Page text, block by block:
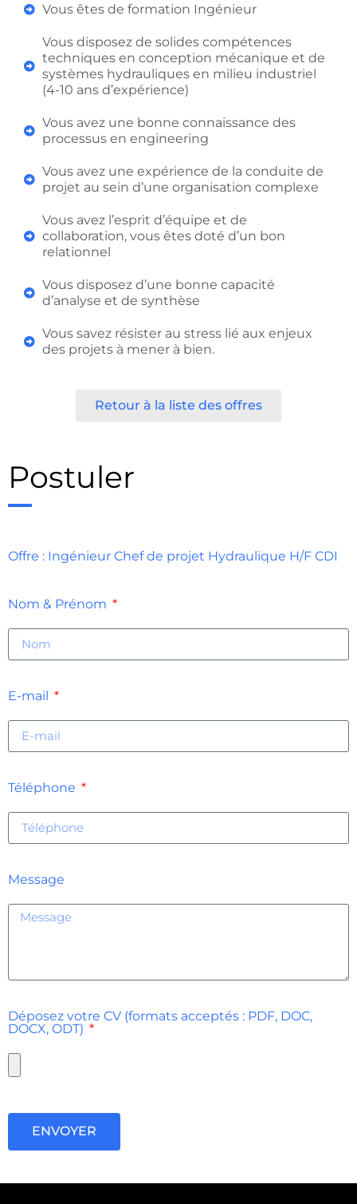
Vous êtes de formation Ingénieur
Vous disposez de solides compétences
techniques en conception mécanique et de
systèmes hydrauliques en milieu industriel
(4-10 ans d’expérience)
Vous avez une bonne connaissance des
processus en engineering
Vous avez une expérience de la conduite de
projet au sein d’une organisation complexe
Vous avez l’esprit d’équipe et de
collaboration, vous êtes doté d’un bon
relationnel
Vous disposez d’une bonne capacité
d’analyse et de synthèse
Vous savez résister au stress lié aux enjeux
des projets à mener à bien.
Retour à la liste des offres
Postuler
Offre : Ingénieur Chef de projet Hydraulique H/F CDI
Nom & Prénom
E-mail
Téléphone
Message
Déposez votre CV (formats acceptés : PDF, DOC,
DOCX, ODT)
ENVOYER